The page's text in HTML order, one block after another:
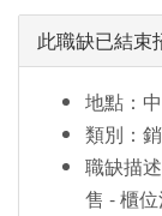
此職缺已結束
地點：
類別：
職缺描
售 - 櫃